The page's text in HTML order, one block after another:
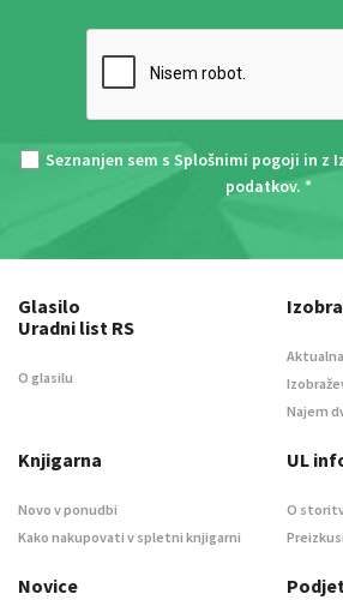
Seznanjen sem s Splošnimi pogoji in z
podatkov. *
Glasilo
Uradni list RS
O glasilu
Najem
Knjigarna
Novo v ponudbi
Kako nakupovati v spletni knjigarni
UL
O
Novice